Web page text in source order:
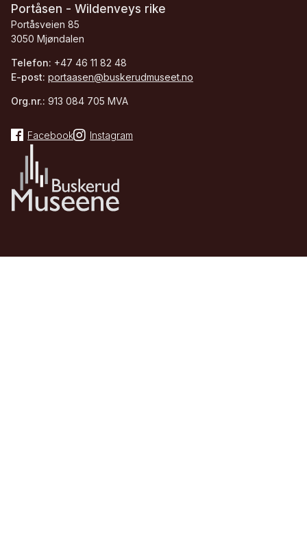
Portåsen - Wildenveys rike
Portåsveien 85
3050 Mjøndalen
Telefon: +47 46 11 82 48
E-post: portaasen@buskerudmuseet.no
Org.nr.: 913 084 705 MVA
Facebook Instagram